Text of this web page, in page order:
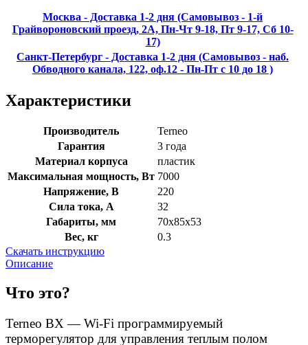
Москва - Доставка 1-2 дня (Самовывоз - 1-й
Грайвороновский проезд, 2А, Пн-Чт 9-18, Пт 9-17, Сб 10-
17)
Санкт-Петербург - Доставка 1-2 дня (Самовывоз - наб.
Обводного канала, 122, оф.12 - Пн-Пт с 10 до 18 )
Характеристики
Производитель
Terneo
Гарантия
3 года
Материал корпуса
пластик
Максимальная мощность, Вт 7000
Напряжение, В
220
Сила тока, А
32
Габариты, мм
70х85х53
Вес, кг
0.3
Скачать инструкцию
Описание
Что это?
Terneo BX —Wi-Fi программируемый
терморегулятор для управления теплым полом